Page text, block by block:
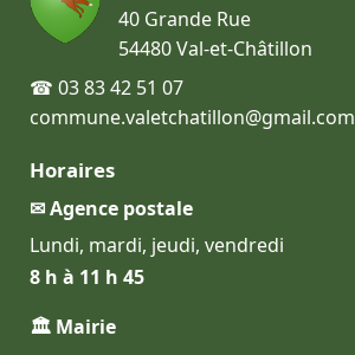
40 Grande Rue
54480 Val-et-Châtillon
☎ 03 83 42 51 07
commune.valetchatillon@gmail.com
Horaires
✉ Agence postale
Lundi, mardi, jeudi, vendredi
8 h à 11 h 45
🏛 Mairie